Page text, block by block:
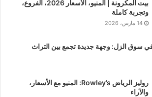
بيت المكرونة | المنيو، الأسعار 2026، الفروع،
وتجربة كاملة
14 مارس، 2026
سوق الزل: وجهة جديدة تجمع بين التراث
روليز الرياض Rowley’s: المنيو مع الأسعار،
والآراء